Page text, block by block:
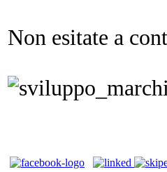
Non esitate a